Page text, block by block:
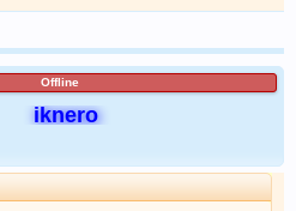
Offline
iknero